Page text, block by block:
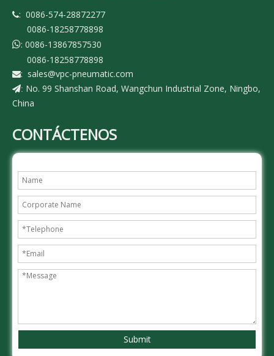
: 0086-574-28872277
0086-18258778898
: 0086-13867857530
0086-18258778898
: sales@vpc-pneumatic.com
: No. 99 Shanshan Road, Wangchun Industrial Zone, Ningbo,
China
CONTÁCTENOS
Submit